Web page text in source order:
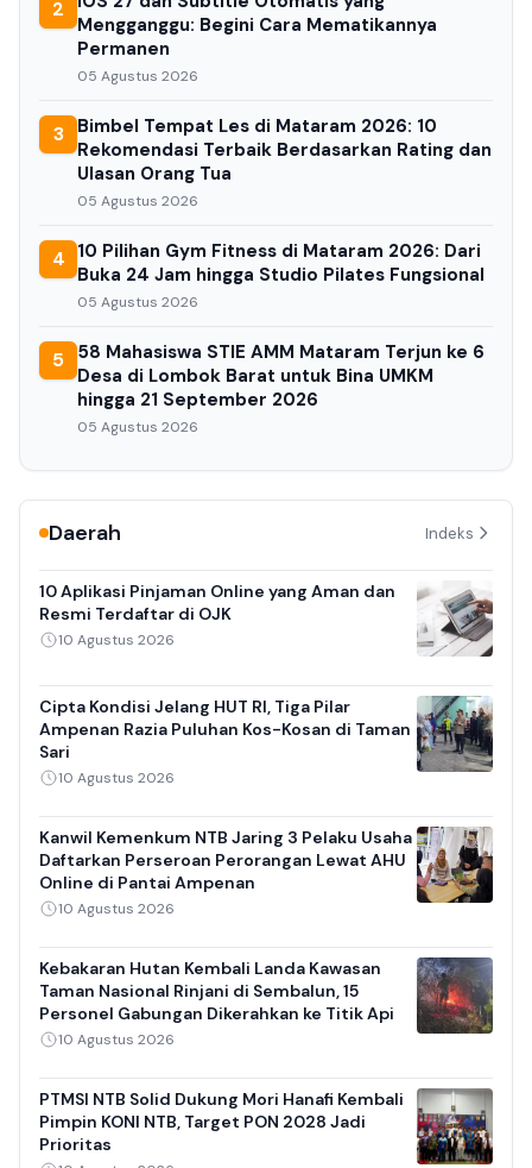
2
Mengganggu: Begini Cara Mematikannya
Permanen
05 Agustus 2026
3
Bimbel Tempat Les di Mataram 2026: 10
Rekomendasi Terbaik Berdasarkan Rating dan
Ulasan Orang Tua
05 Agustus 2026
4 10 Pilihan Gym Fitness di Mataram 2026: Dari
Buka 24 Jam hingga Studio Pilates Fungsional
05 Agustus 2026
5
58 Mahasiswa STIE AMM Mataram Terjun ke 6
Desa di Lombok Barat untuk Bina UMKM
hingga 21 September 2026
05 Agustus 2026
Daerah Indeks
10 Aplikasi Pinjaman Online yang Aman dan
Resmi Terdaftar di OJK
10 Agustus 2026
Cipta Kondisi Jelang HUT RI, Tiga Pilar
Ampenan Razia Puluhan Kos-Kosan di Taman
Sari
10 Agustus 2026
Kanwil Kemenkum NTB Jaring 3 Pelaku Usaha
Daftarkan Perseroan Perorangan Lewat AHU
Online di Pantai Ampenan
10 Agustus 2026
Kebakaran Hutan Kembali Landa Kawasan
Taman Nasional Rinjani di Sembalun, 15
Personel Gabungan Dikerahkan ke Titik Api
10 Agustus 2026
PTMSI NTB Solid Dukung Mori Hanafi Kembali
Pimpin KONI NTB, Target PON 2028 Jadi
Prioritas